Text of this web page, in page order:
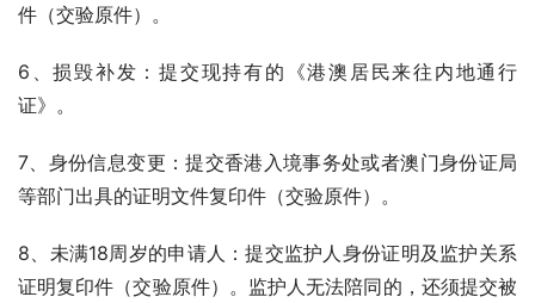
件（交验原件）。
6、损毁补发：提交现持有的《港澳居民来往内地通行
证》。
7、身份信息变更：提交香港入境事务处或者澳门身份证局
等部门出具的证明文件复印件（交验原件）。
8、未满18周岁的申请人：提交监护人身份证明及监护关系
证明复印件（交验原件）。监护人无法陪同的，还须提交被